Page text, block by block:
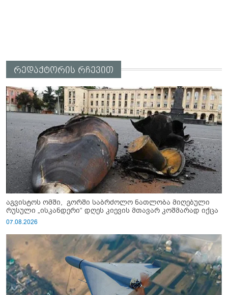
რედაქტორის რჩევით
აგვისტოს ომში, გორში საბრძოლო ნათლობა მიღებული
რუსული „ისკანდერი“ დღეს კიევის მთავარ კოშმარად იქცა
07.08.2026